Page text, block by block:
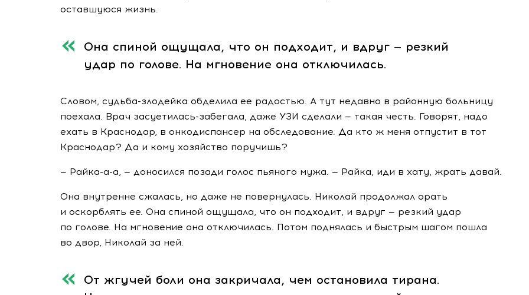
оставшуюся жизнь.
Она спиной ощущала, что он подходит, и вдруг — резкий
удар по голове. На мгновение она отключилась.
Словом, судьба-злодейка обделила ее радостью. А тут недавно в районную больницу
поехала. Врач засуетилась-забегала, даже УЗИ сделали — такая честь. Говорят, надо
ехать в Краснодар, в онкодиспансер на обследование. Да кто ж меня отпустит в тот
Краснодар? Да и кому хозяйство поручишь?
— Райка-а-а, — доносился позади голос пьяного мужа. — Райка, иди в хату, жрать давай.
Она внутренне сжалась, но даже не повернулась. Николай продолжал орать
и оскорблять ее. Она спиной ощущала, что он подходит, и вдруг — резкий удар
по голове. На мгновение она отключилась. Потом поднялась и быстрым шагом пошла
во двор, Николай за ней.
От жгучей боли она закричала, чем остановила тирана.